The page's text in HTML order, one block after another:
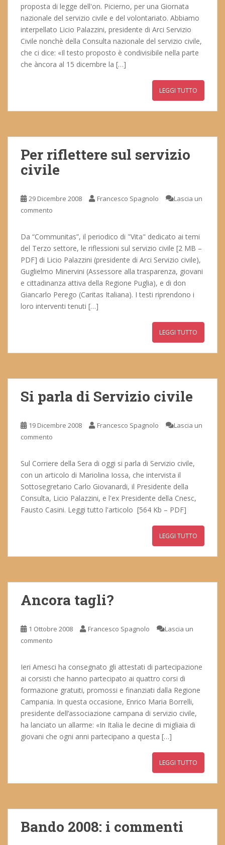
proposta di legge dell'on. Picierno, per una Giornata
nazionale del servizio civile e del volontariato. Abbiamo
interpellato Licio Palazzini, presidente di Arci Servizio
Civile nonchè della Consulta nazionale del servizio civile,
che ci dice: «Il testo proposto è condivisibile nella parte
che àncora al 15 dicembre la […]
LEGGI TUTTO
Per riflettere sul servizio
civile
29 Dicembre 2008 Francesco Spagnolo
Lascia un
commento
Da “Communitas”, il periodico di "Vita" dedicato ai temi
del Terzo settore, le riflessioni sul servizio civile [2 MB –
PDF] di Licio Palazzini (presidente di Arci Servizio civile),
Guglielmo Minervini (Assessore alla trasparenza, giovani
e cittadinanza attiva della Regione Puglia), e di don
Giancarlo Perego (Caritas Italiana). I testi riprendono i
loro interventi tenuti […]
LEGGI TUTTO
Si parla di Servizio civile
19 Dicembre 2008 Francesco Spagnolo
Lascia un
commento
Sul Corriere della Sera di oggi si parla di Servizio civile,
con un articolo di Mariolina Iossa, che intervista il
Sottosegretario Carlo Giovanardi, il Presidente della
Consulta, Licio Palazzini, e l'ex Presidente della Cnesc,
Fausto Casini. Leggi tutto l'articolo [564 Kb – PDF]
LEGGI TUTTO
Ancora tagli?
1 Ottobre 2008 Francesco Spagnolo
Lascia un
commento
Ieri Amesci ha consegnato gli attestati di partecipazione
ai corsisti che hanno partecipato ai quattro corsi di
formazione gratuiti, promossi e finanziati dalla Regione
Campania. In questa occasione, Enrico Maria Borrelli,
presidente dell’associazione campana di servizio civile,
ha lanciato un allarme: «In Italia le decine di migliaia di
giovani che ogni anni partecipano a questa […]
LEGGI TUTTO
Bando 2008: i commenti